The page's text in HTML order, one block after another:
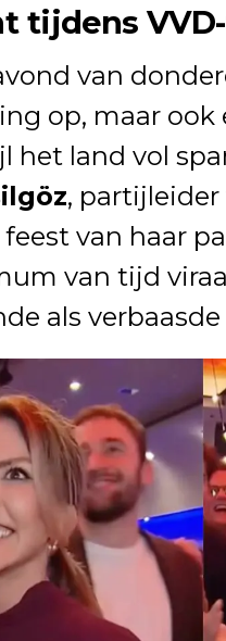
tijdens
van
op, maar
het land vol
, partijleider
van haar
van tijd
als